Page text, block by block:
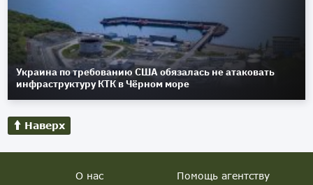
Украина по требованию США обязалась не атаковать
инфраструктуру КТК в Чёрном море
Наверх
О нас Помощь агентству